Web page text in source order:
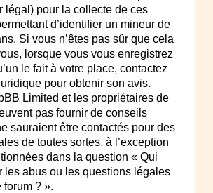
légal) pour la collecte de ces
d’identifier un mineur de
Si vous n’êtes pas sûr que cela
lorsque vous vous enregistrez
le fait à votre place, contactez
pour obtenir son avis.
Limited et les propriétaires de
pas fournir de conseils
sauraient être contactés pour des
de toutes sortes, à l’exception
dans la question « Qui
les abus ou les questions légales
forum ? ».